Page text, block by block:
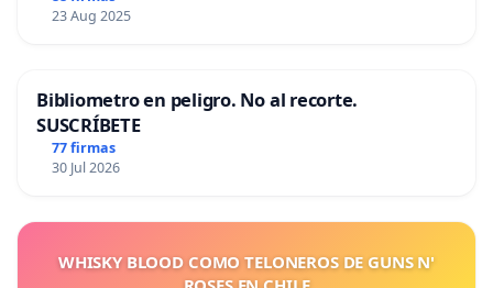
23 Aug 2025
Bibliometro en peligro. No al recorte.
SUSCRÍBETE
77 firmas
30 Jul 2026
WHISKY BLOOD COMO TELONEROS DE GUNS N'